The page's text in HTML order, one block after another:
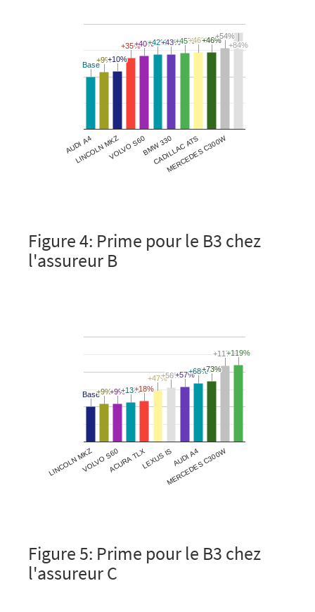
Figure 4: Prime pour le B3 chez
l'assureur B
Figure 5: Prime pour le B3 chez
l'assureur C